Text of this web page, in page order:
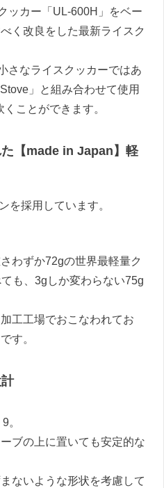
ッカー「UL-600H」をベー
く改良をした最新ライスク
さなライスクッカーではあ
」と組み合わせて使用
ことができます。
た【made in Japan】軽
を採用しています。
わずか72gの世界最軽量ク
も、3gしか変わらない75g
工工場でおこなわれてお
す。
。
ブの上に置いても安定的な
ないような形状を考慮して